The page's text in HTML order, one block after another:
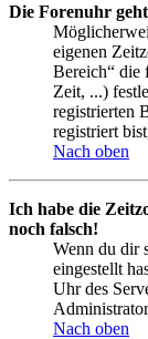
Die Forenuhr
eigenen
Bereich“ die
Zeit, ...)
registrierten
registriert
Nach oben
Ich habe die
noch falsch!
Wenn du dir
eingestellt
Uhr des
Nach oben